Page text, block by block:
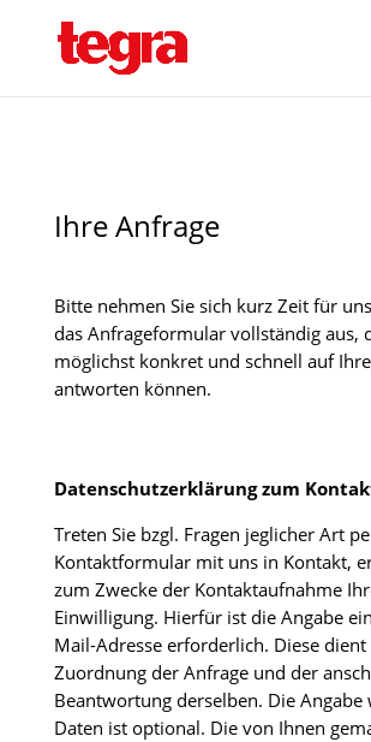
Ihre Anfrage
Bitte nehmen Sie sich kurz Zeit für
das Anfrageformular vollständig aus,
möglichst konkret und schnell auf
antworten können.
Datenschutzerklärung zum
Treten Sie bzgl. Fragen jeglicher Art
Kontaktformular mit uns in Kontakt,
zum Zwecke der Kontaktaufnahme
Einwilligung. Hierfür ist die Angabe
Mail-Adresse erforderlich. Diese dient
Zuordnung der Anfrage und der
Beantwortung derselben. Die Angabe
Daten ist optional. Die von Ihnen